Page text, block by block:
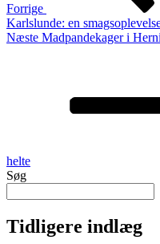
Forrige
Karlslunde: en
Næste
Næste Madpandekager i
helte
Søg
Tidligere indlæg